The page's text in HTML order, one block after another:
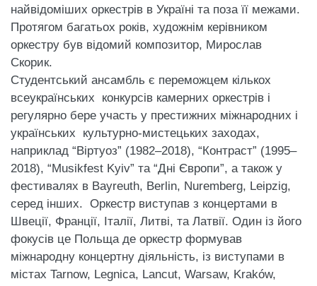
найвідоміших оркестрів в Україні та поза її межами.
Протягом багатьох років, художнім керівником
оркестру був відомий композитор, Мирослав
Скорик.
Студентський ансамбль є переможцем кількох
всеукраїнських конкурсів камерних оркестрів і
регулярно бере участь у престижних міжнародних і
українських культурно-мистецьких заходах,
наприклад “Віртуоз” (1982–2018), “Контраст” (1995–
2018), “Musikfest Kyiv” та “Дні Європи”, а також у
фестивалях в Bayreuth, Berlin, Nuremberg, Leipzig,
серед інших. Оркестр виступав з концертами в
Швеції, Франції, Італії, Литві, та Латвії. Один із його
фокусів це Польща де оркестр формував
міжнародну концертну діяльність, із виступами в
містах Tarnow, Legnica, Lancut, Warsaw, Kraków,